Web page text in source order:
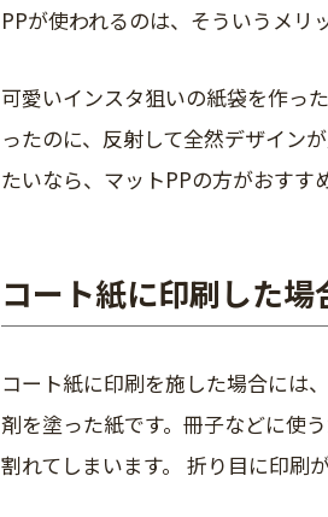
PPが使われるのは、そういうメリ
可愛いインスタ狙いの紙袋を作っ
ったのに、反射して全然デザイン
たいなら、マットPPの方がおすす
コート紙に印刷した場
コート紙に印刷を施した場合には
剤を塗った紙です。冊子などに使
割れてしまいます。 折り目に印刷